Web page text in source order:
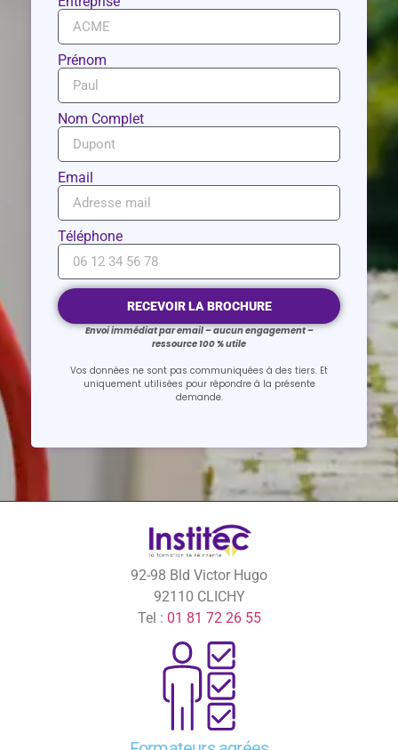
Prénom
Nom Complet
Email
Téléphone
RECEVOIR LA BROCHURE
Envoi immédiat par email – aucun engagement –
ressource 100 % utile
Vos données ne sont pas communiquées à des tiers. Et
uniquement utilisées pour répondre à la présente
demande.
92-98 Bld Victor Hugo
92110 CLICHY
Tel : 01 81 72 26 55